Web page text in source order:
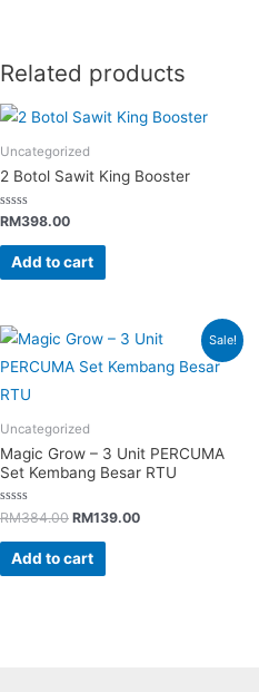
Related products
Uncategorized
2 Botol Sawit King Booster
Rated
out
RM398.00
Add to cart
Sale!
Uncategorized
Magic Grow – 3 Unit PERCUMA
Set Kembang Besar RTU
Rated
0
out
RM384.00 RM139.00
Add to cart